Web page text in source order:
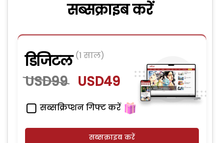
सब्सक्राइब करें
डिजिटल (1 साल)
USD99 USD49
सब्सक्रिप्शन गिफ्ट करें
सब्सक्राइब करें